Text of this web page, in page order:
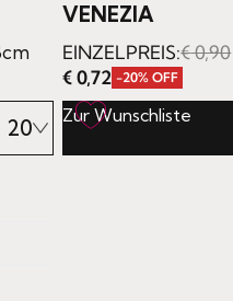
VENEZIA
EINZELPREIS:€0,90
€0,72 -20% OFF
Zur Wunschliste